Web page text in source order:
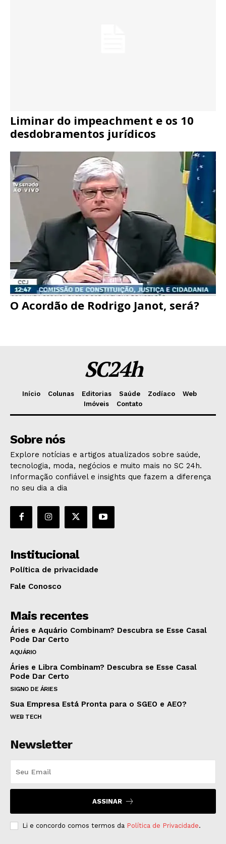
Liminar do impeachment e os 10
desdobramentos jurídicos
O Acordão de Rodrigo Janot, será?
SC24h
Início Colunas Editorias Saúde Zodíaco
Web
Imóveis
Contato
Sobre nós
Explore notícias e artigos atualizados sobre saúde,
tecnologia, moda, negócios e muito mais no SC 24h.
Informação confiável e insights que fazem a diferença
no seu dia a dia
Institucional
Política de privacidade
Fale Conosco
Mais recentes
Áries e Aquário Combinam? Descubra se Esse Casal
Pode Dar Certo
AQUÁRIO
Áries e Libra Combinam? Descubra se Esse Casal
Pode Dar Certo
SIGNO DE ÁRIES
Sua Empresa Está Pronta para o SGEO e AEO?
WEB TECH
Newsletter
ASSINAR
Li e concordo comos termos da Política de Privacidade.